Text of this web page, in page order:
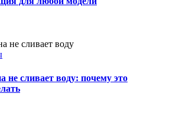
сливает воду: почему это